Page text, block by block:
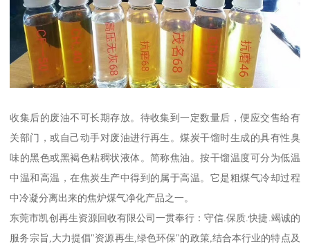
收集后的废油不可长期存放。待收集到一定数量后，便应交售给有
关部门，或自己动手对废油进行再生。煤炭干馏时生成的具有性臭
味的黑色或黑褐色粘稠状液体。简称焦油。按干馏温度可分为低温
中温和高温，在焦炭生产中得到的属于高温。它是粗煤气冷却过程
中冷凝分离出来的焦炉煤气净化产品之一。
东莞市凯创再生资源回收有限公司一贯奉行：守信.保质.快捷.竭诚的
服务宗旨,大力提倡"资源再生,绿色环保"的政策,结合本行业的特点及